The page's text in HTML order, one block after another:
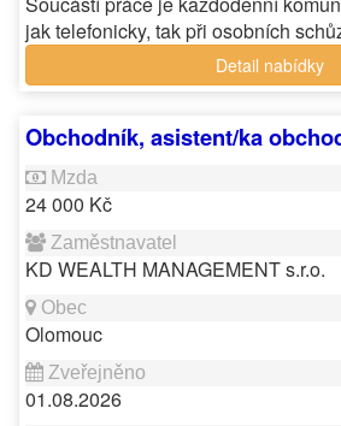
jak telefonicky, tak při osobních
Detail nabídky
Obchodník, asistent/ka
24 000 Kč
KD WEALTH MANAGEMENT s.r.o.
Olomouc
01.08.2026